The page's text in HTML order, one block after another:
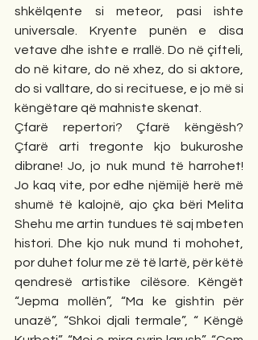
shkëlqente si meteor, pasi ishte
universale. Kryente punën e disa
vetave dhe ishte e rrallë. Do në çifteli,
do në kitare, do në xhez, do si aktore,
do si valltare, do si recituese, e jo më si
këngëtare që mahniste skenat.
Çfarë repertori? Çfarë këngësh?
Çfarë arti tregonte kjo bukuroshe
dibrane! Jo, jo nuk mund të harrohet!
Jo kaq vite, por edhe njëmijë herë më
shumë të kalojnë, ajo çka bëri Melita
Shehu me artin tundues të saj mbeten
histori. Dhe kjo nuk mund ti mohohet,
por duhet folur me zë të lartë, për këtë
qendresë artistike cilësore. Këngët
“Jepma mollën”, “Ma ke gishtin për
unazë”, “Shkoi djali termale”, “ Këngë